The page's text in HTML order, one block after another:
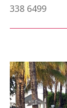
338 6499